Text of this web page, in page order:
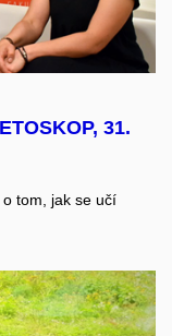
31.
tom, jak se učí